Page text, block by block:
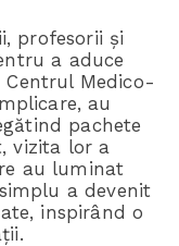
profesorii și
a aduce
Medico-
au
pachete
vizita lor a
au luminat
a devenit
inspirând o